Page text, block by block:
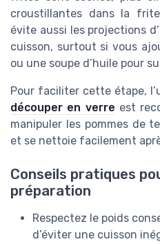
croustillantes dans la
évite aussi les projections
cuisson, surtout si vous
ou une soupe d’huile pour
Pour faciliter cette étape,
découper en verre est
manipuler les pommes de
et se nettoie facilement
Conseils pratiques
préparation
Respectez le poids
d’éviter une cuisson